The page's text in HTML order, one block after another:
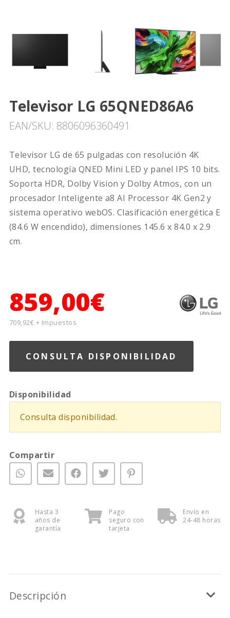
Televisor LG 65QNED86A6
EAN/SKU: 8806096360491
Televisor LG de 65 pulgadas con resolución 4K
UHD, tecnología QNED Mini LED y panel IPS 10 bits.
Soporta HDR, Dolby Vision y Dolby Atmos, con un
procesador Inteligente a8 AI Processor 4K Gen2 y
sistema operativo webOS. Clasificación energética E
(84.6 W encendido), dimensiones 145.6 x 84.0 x 2.9
cm.
859,00€
709,92€ + Impuestos
CONSULTA DISPONIBILIDAD
Disponibilidad
Consulta disponibilidad.
Compartir
Hasta 3
años de
garantía
Pago
seguro con
tarjeta
Envío en
24-48 horas
Descripción